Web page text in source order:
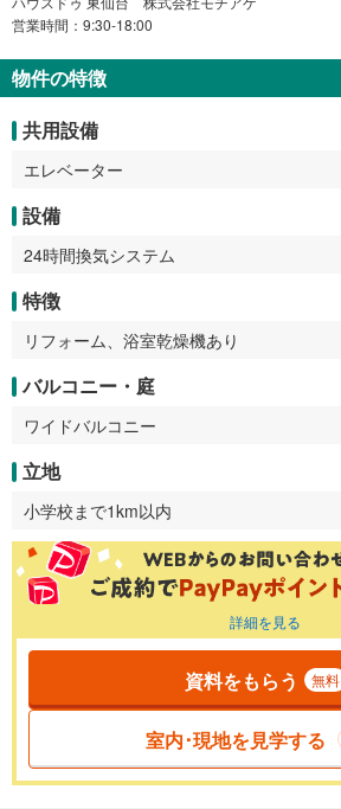
営業時間：9:30-18:00
物件の特徴
共用設備
エレベーター
設備
24時間換気システム
特徴
リフォーム、浴室乾燥機あり
バルコニー・庭
ワイドバルコニー
立地
小学校まで1km以内
詳細を見る
資料をもらう 無料
室内･現地を見学する